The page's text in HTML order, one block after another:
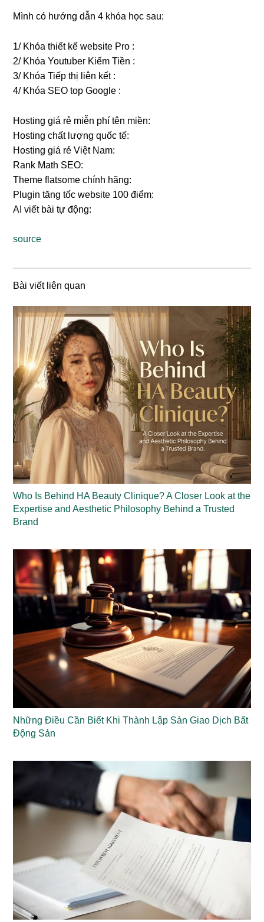
Mình có hướng dẫn 4 khóa học sau:
1/ Khóa thiết kế website Pro :
2/ Khóa Youtuber Kiếm Tiền :
3/ Khóa Tiếp thị liên kết :
4/ Khóa SEO top Google :
Hosting giá rẻ miễn phí tên miền:
Hosting chất lượng quốc tế:
Hosting giá rẻ Việt Nam:
Rank Math SEO:
Theme flatsome chính hãng:
Plugin tăng tốc website 100 điểm:
AI viết bài tự động:
source
Bài viết liên quan
Who Is Behind HA Beauty Clinique? A Closer Look at the
Expertise and Aesthetic Philosophy Behind a Trusted
Brand
Những Điều Cần Biết Khi Thành Lập Sàn Giao Dịch Bất
Động Sản